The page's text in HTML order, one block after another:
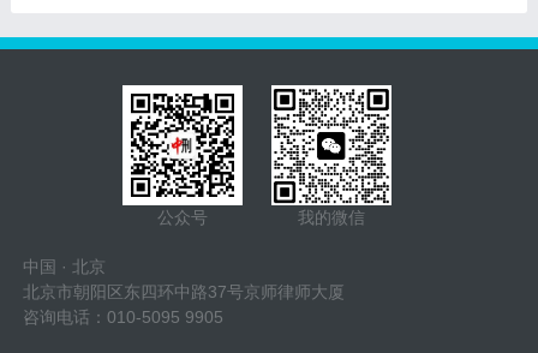
公众号 我的微信
中国 · 北京
北京市朝阳区东四环中路37号京师律师大厦
咨询电话：010-5095 9905